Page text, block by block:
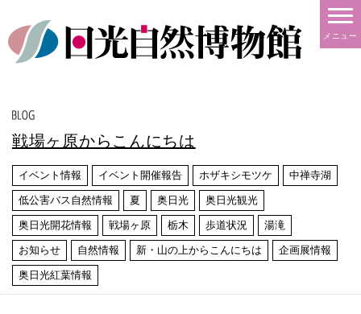
メニュー
戦場ヶ原からこんにちは
イベント情報 イベント開催報告 ホザキシモツケ 中禅寺湖
低公害バス自然情報 夏 奥日光 奥日光観光
奥日光開花情報 戦場ヶ原 栃木 歩道状況 湯滝
お知らせ 自然情報 新・山の上からこんにちは 企画展情報
奥日光紅葉情報